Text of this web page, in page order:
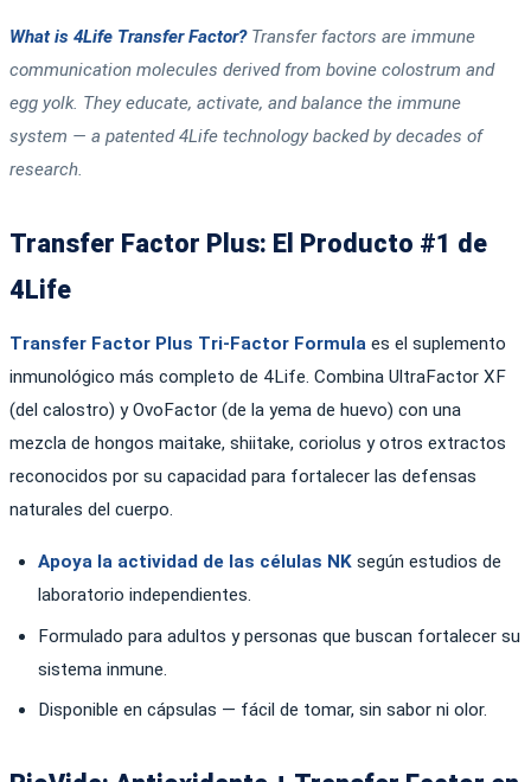
What is 4Life Transfer Factor?Transfer factors are immune
communication molecules derived from bovine colostrum and
egg yolk. They educate, activate, and balance the immune
system — a patented 4Life technology backed by decades of
research.
Transfer Factor Plus: El Producto #1 de
4Life
Transfer Factor Plus Tri-Factor Formula es el suplemento
inmunológico más completo de 4Life. Combina UltraFactor XF
(del calostro) y OvoFactor (de la yema de huevo) con una
mezcla de hongos maitake, shiitake, coriolus y otros extractos
reconocidos por su capacidad para fortalecer las defensas
naturales del cuerpo.
Apoya la actividad de las células NK según estudios de
laboratorio independientes.
Formulado para adultos y personas que buscan fortalecer su
sistema inmune.
Disponible en cápsulas — fácil de tomar, sin sabor ni olor.